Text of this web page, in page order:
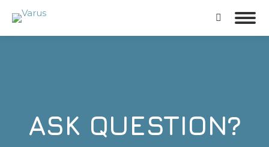
ASK QUESTION?
You are here: